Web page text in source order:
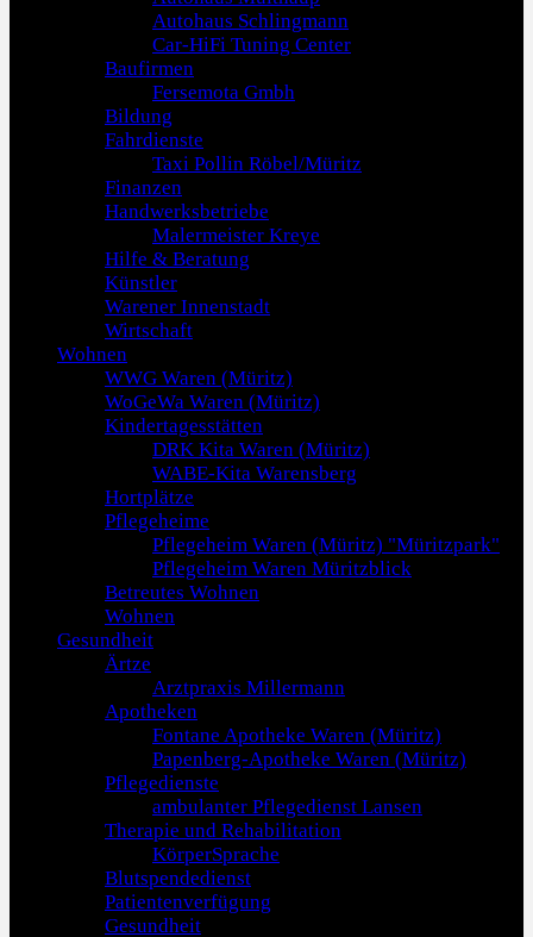
Autohaus Schlingmann
Car-HiFi Tuning Center
Baufirmen
Fersemota Gmbh
Bildung
Fahrdienste
Taxi Pollin Röbel/Müritz
Finanzen
Handwerksbetriebe
Malermeister Kreye
Hilfe & Beratung
Künstler
Warener Innenstadt
Wirtschaft
Wohnen
WWG Waren (Müritz)
WoGeWa Waren (Müritz)
Kindertagesstätten
DRK Kita Waren (Müritz)
WABE-Kita Warensberg
Hortplätze
Pflegeheime
Pflegeheim Waren (Müritz) "Müritzpark"
Pflegeheim Waren Müritzblick
Betreutes Wohnen
Wohnen
Gesundheit
Ärtze
Arztpraxis Millermann
Apotheken
Fontane Apotheke Waren (Müritz)
Papenberg-Apotheke Waren (Müritz)
Pflegedienste
ambulanter Pflegedienst Lansen
Therapie und Rehabilitation
KörperSprache
Blutspendedienst
Patientenverfügung
Gesundheit